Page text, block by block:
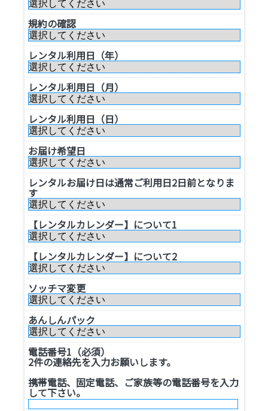
規約の確認
レンタル利用日（年）
レンタル利用日（月）
レンタル利用日（日）
お届け希望日
レンタルお届け日は通常ご利用日2日前となりま
す
【レンタルカレンダー】について1
【レンタルカレンダー】について2
ソッチマ変更
あんしんパック
電話番号1（必須）
2件の連絡先を入力お願いします。
携帯電話、固定電話、ご家族等の電話番号を入力
して下さい。